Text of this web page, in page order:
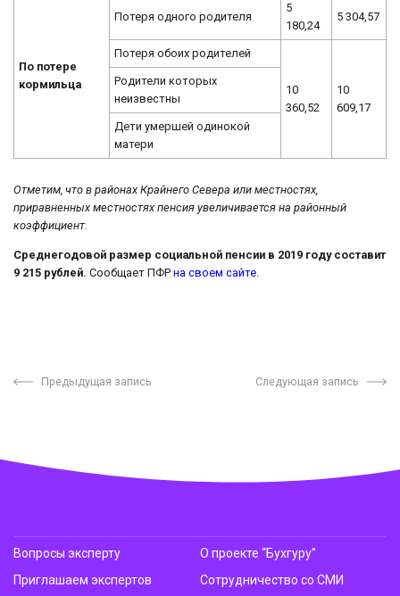
По потере
кормильца
Потеря одного родителя
5
180,24
5 304,57
Потеря обоих родителей
10
360,52
10
609,17
Родители которых
неизвестны
Дети умершей одинокой
матери
Отметим, что в районах Крайнего Севера или местностях,
приравненных местностях пенсия увеличивается на районный
коэффициент.
Среднегодовой размер социальной пенсии в 2019 году составит
9 215 рублей. Сообщает ПФР на своем сайте
Предыдущая запись Следующая запись
Вопросы эксперту
Приглашаем экспертов
О проекте “Бухгуру”
Сотрудничество со СМИ